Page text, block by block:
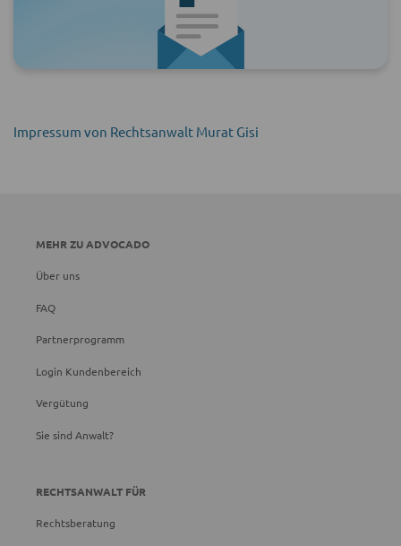
Impressum von Rechtsanwalt Murat Gisi
MEHR ZU ADVOCADO
Über uns
FAQ
Partnerprogramm
Login Kundenbereich
Vergütung
Sie sind Anwalt?
RECHTSANWALT FÜR
Rechtsberatung